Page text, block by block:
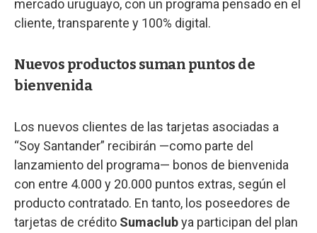
mercado uruguayo, con un programa pensado en el
cliente, transparente y 100% digital.
Nuevos productos suman puntos de
bienvenida
Los nuevos clientes de las tarjetas asociadas a
“Soy Santander” recibirán —como parte del
lanzamiento del programa— bonos de bienvenida
con entre 4.000 y 20.000 puntos extras, según el
producto contratado. En tanto, los poseedores de
tarjetas de crédito Sumaclubya participan del plan